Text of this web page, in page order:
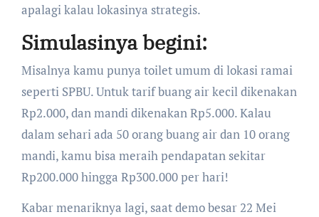
apalagi kalau lokasinya strategis.
Simulasinya begini:
Misalnya kamu punya toilet umum di lokasi ramai
seperti SPBU. Untuk tarif buang air kecil dikenakan
Rp2.000, dan mandi dikenakan Rp5.000. Kalau
dalam sehari ada 50 orang buang air dan 10 orang
mandi, kamu bisa meraih pendapatan sekitar
Rp200.000 hingga Rp300.000 per hari!
Kabar menariknya lagi, saat demo besar 22 Mei